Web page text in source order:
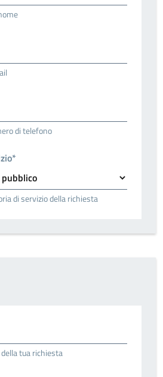
di telefono
di servizio della richiesta
tua richiesta